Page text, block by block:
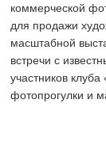
коммерческой
для продажи
масштабной
встречи с
участников
фотопрогулки и